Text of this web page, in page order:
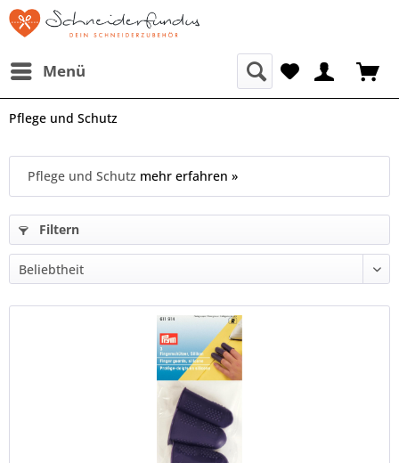
Menü
Pflege und Schutz
Pflege und Schutz mehr erfahren »
Filtern